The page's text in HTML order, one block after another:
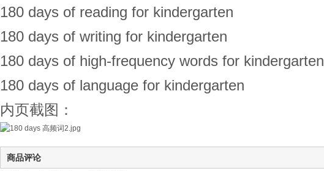
180 days of reading for kindergarten
180 days of writing for kindergarten
180 days of high-frequency words for kindergarten
180 days of language for kindergarten
内页截图：
商品评论